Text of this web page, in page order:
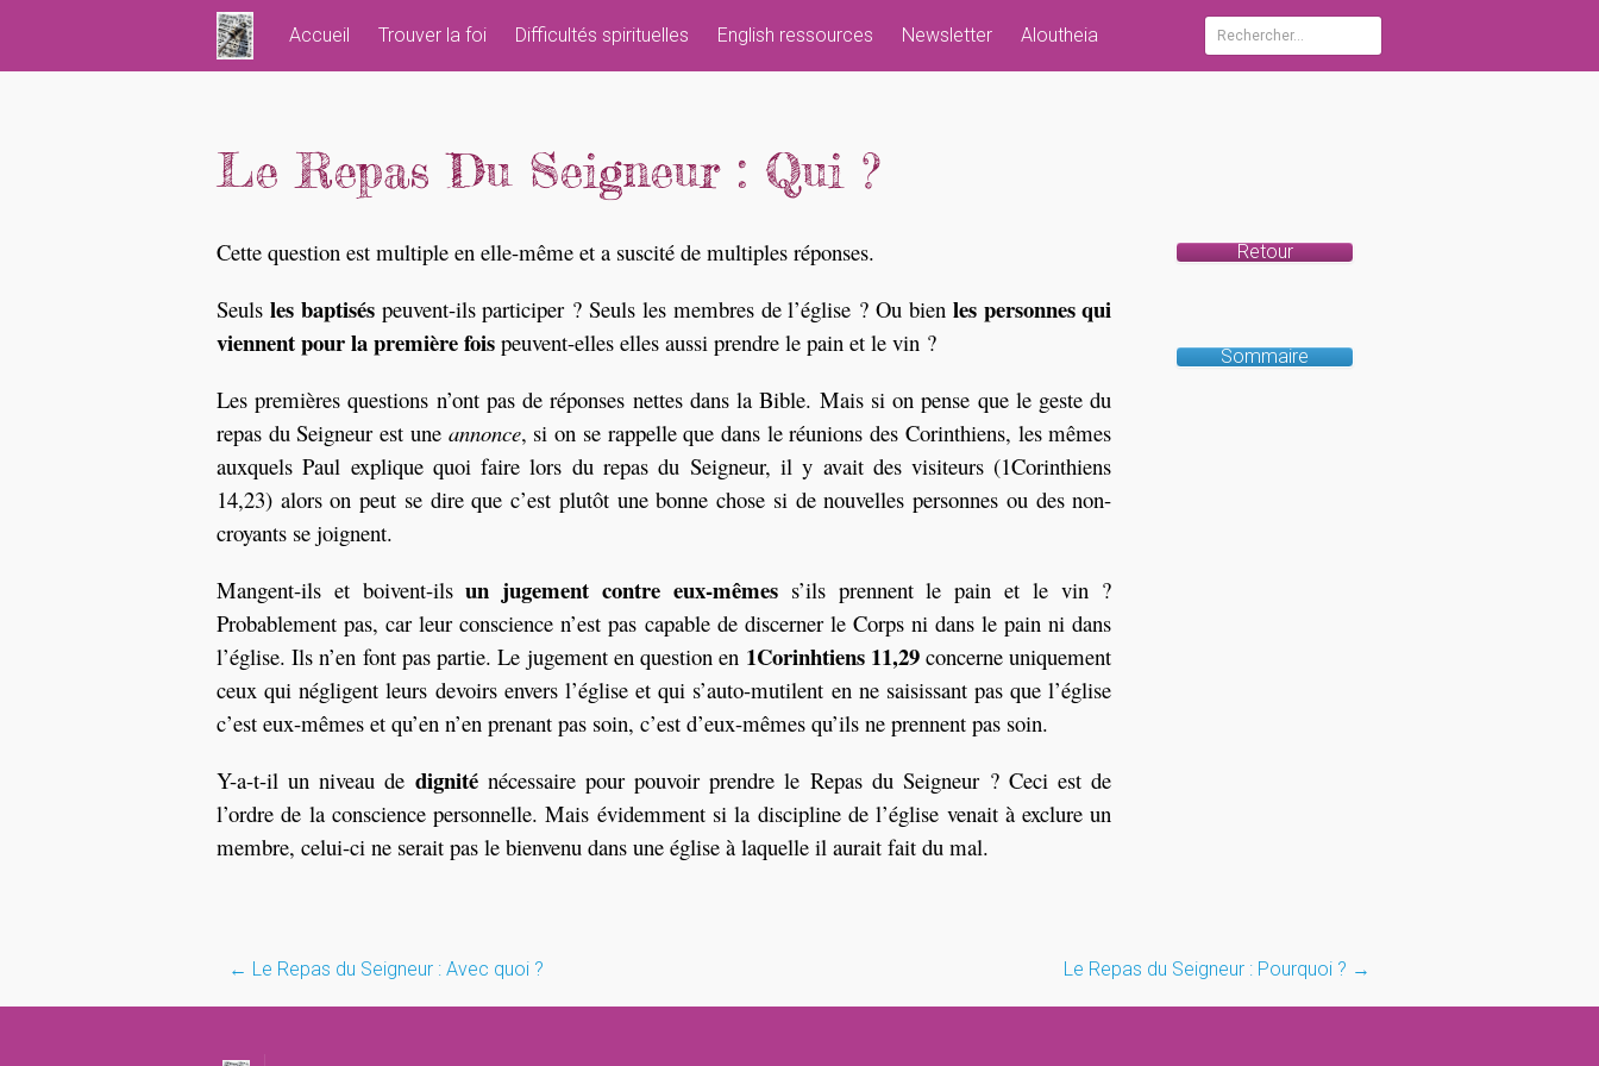
Accueil Trouver la foi Difficultés spirituelles English ressources Newsletter Aloutheia
Le Repas Du Seigneur : Qui ?
Cette question est multiple en elle-même et a suscité de multiples réponses.
Seuls les baptiséspeuvent-ils participer ? Seuls les membres de l’église ? Ou bien les personnes qui
viennent pour la première fois peuvent-elles elles aussi prendre le pain et le vin ?
Les premières questions n’ont pas de réponses nettes dans la Bible. Mais si on pense que le geste du
repas du Seigneur est une annonce, si on se rappelle que dans le réunions des Corinthiens, les mêmes
auxquels Paul explique quoi faire lors du repas du Seigneur, il y avait des visiteurs (1Corinthiens
14,23) alors on peut se dire que c’est plutôt une bonne chose si de nouvelles personnes ou des non-
croyants se joignent.
Mangent-ils et boivent-ilsun jugement contre eux-mêmess’ils prennent le pain et le vin ?
Probablement pas, car leur conscience n’est pas capable de discerner le Corps ni dans le pain ni dans
l’église. Ils n’en font pas partie. Le jugement en question en 1Corinhtiens 11,29concerne uniquement
ceux qui négligent leurs devoirs envers l’église et qui s’auto-mutilent en ne saisissant pas que l’église
c’est eux-mêmes et qu’en n’en prenant pas soin, c’est d’eux-mêmes qu’ils ne prennent pas soin.
Y-a-t-il un niveau de digniténécessaire pour pouvoir prendre le Repas du Seigneur ? Ceci est de
l’ordre de la conscience personnelle. Mais évidemment si la discipline de l’église venait à exclure un
membre, celui-ci ne serait pas le bienvenu dans une église à laquelle il aurait fait du mal.
Retour
Sommaire
Post
← Le Repas du Seigneur : Avec quoi ? Le Repas du Seigneur : Pourquoi ? →